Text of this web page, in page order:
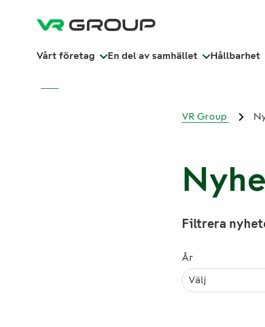
Vårt företag En del av samhället Hållbarhet
VR Group
Filtrera
År
Välj